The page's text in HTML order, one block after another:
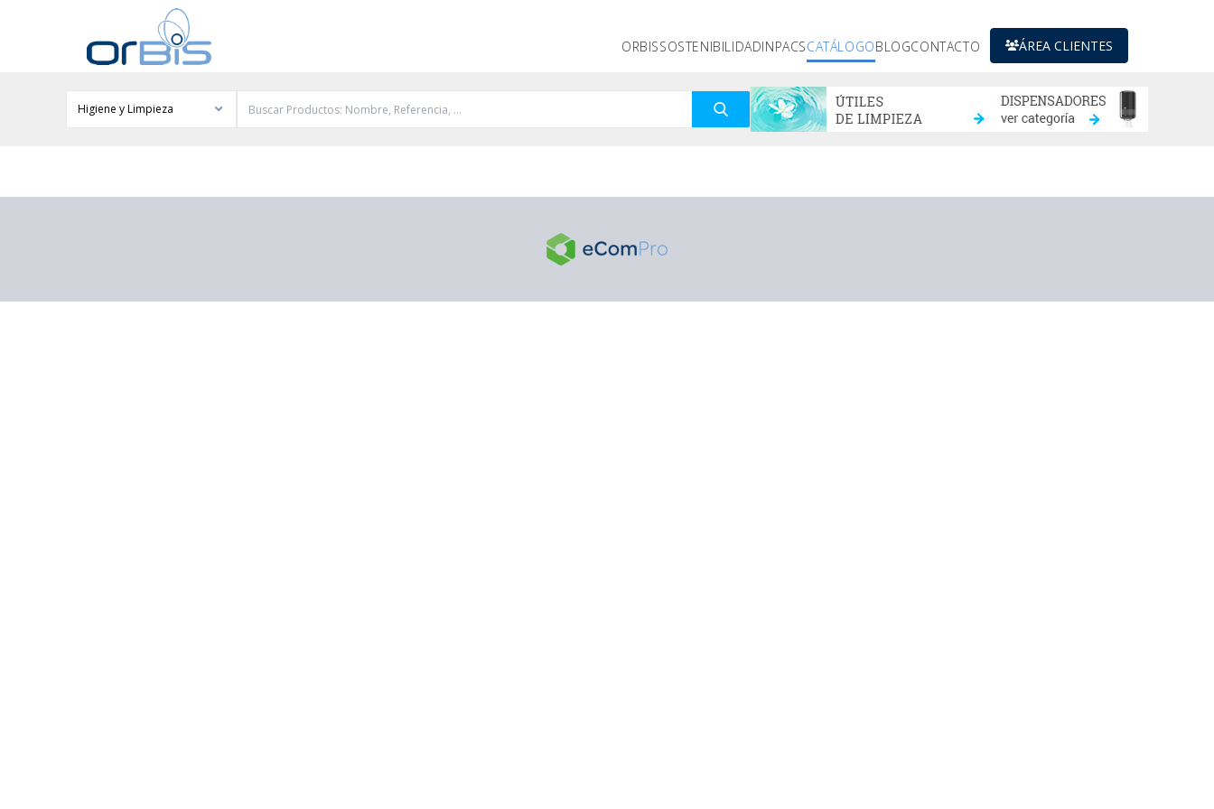
ORBISSOSTENIBILIDADINPACSCATÁLOGOBLOGCONTACTO ÁREA CLIENTES
Higiene y Limpieza